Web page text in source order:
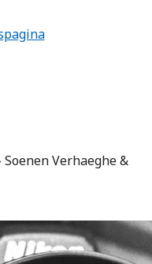
Soenen Verhaeghe &